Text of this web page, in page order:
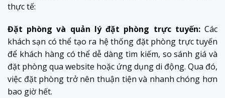
thực tế:
Đặt phòng và quản lý đặt phòng trực tuyến:Các
khách sạn có thể tạo ra hệ thống đặt phòng trực tuyến
để khách hàng có thể dễ dàng tìm kiếm, so sánh giá và
đặt phòng qua website hoặc ứng dụng di động. Qua đó,
việc đặt phòng trở nên thuận tiện và nhanh chóng hơn
bao giờ hết.